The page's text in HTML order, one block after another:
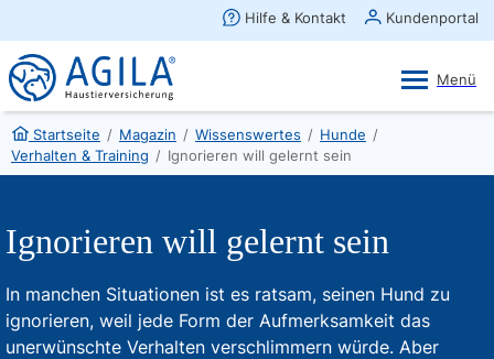
Startseite / Magazin / Wissenswertes / Hunde /
Verhalten & Training / Ignorieren will gelernt sein
Ignorieren will gelernt sein
In manchen Situationen ist es ratsam, seinen Hund zu
ignorieren, weil jede Form der Aufmerksamkeit das
unerwünschte Verhalten verschlimmern würde. Aber
×
AGILA Kunden-App
Gratis - Im Play Store laden
Ansehen